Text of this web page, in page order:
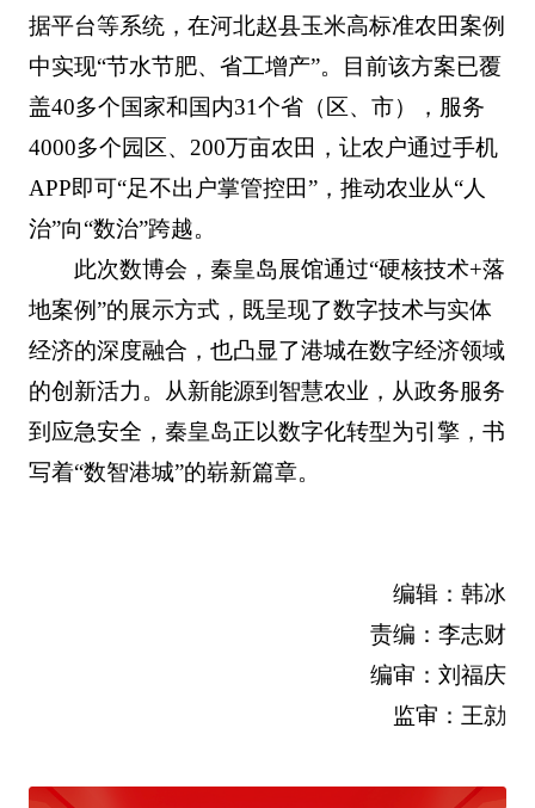
据平台等系统，在河北赵县玉米高标准农田案例
中实现“节水节肥、省工增产”。目前该方案已覆
盖40多个国家和国内31个省（区、市），服务
4000多个园区、200万亩农田，让农户通过手机
APP即可“足不出户掌管控田”，推动农业从“人
治”向“数治”跨越。
此次数博会，秦皇岛展馆通过“硬核技术+落
地案例”的展示方式，既呈现了数字技术与实体
经济的深度融合，也凸显了港城在数字经济领域
的创新活力。从新能源到智慧农业，从政务服务
到应急安全，秦皇岛正以数字化转型为引擎，书
写着“数智港城”的崭新篇章。
编辑：韩冰
责编：李志财
编审：刘福庆
监审：王勍